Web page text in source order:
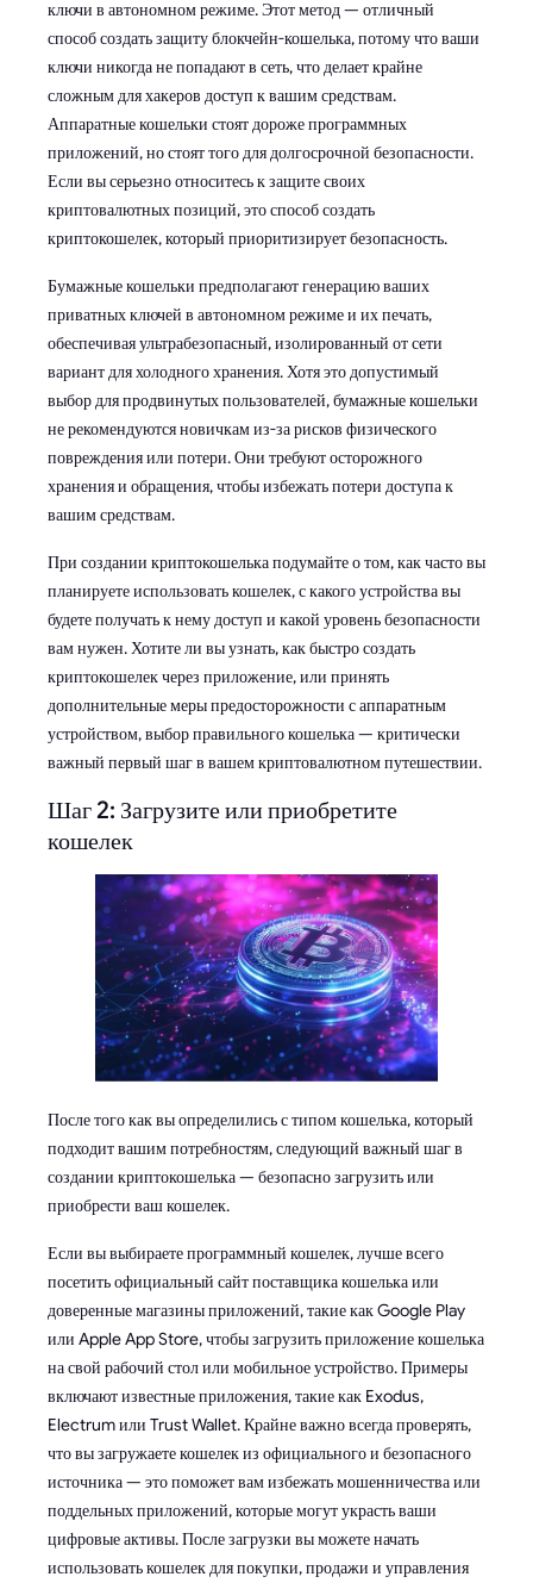
ключи в автономном режиме. Этот метод — отличный
способ создать защиту блокчейн-кошелька, потому что ваши
ключи никогда не попадают в сеть, что делает крайне
сложным для хакеров доступ к вашим средствам.
Аппаратные кошельки стоят дороже программных
приложений, но стоят того для долгосрочной безопасности.
Если вы серьезно относитесь к защите своих
криптовалютных позиций, это способ создать
криптокошелек, который приоритизирует безопасность.
Бумажные кошельки предполагают генерацию ваших
приватных ключей в автономном режиме и их печать,
обеспечивая ультрабезопасный, изолированный от сети
вариант для холодного хранения. Хотя это допустимый
выбор для продвинутых пользователей, бумажные кошельки
не рекомендуются новичкам из-за рисков физического
повреждения или потери. Они требуют осторожного
хранения и обращения, чтобы избежать потери доступа к
вашим средствам.
При создании криптокошелька подумайте о том, как часто вы
планируете использовать кошелек, с какого устройства вы
будете получать к нему доступ и какой уровень безопасности
вам нужен. Хотите ли вы узнать, как быстро создать
криптокошелек через приложение, или принять
дополнительные меры предосторожности с аппаратным
устройством, выбор правильного кошелька — критически
важный первый шаг в вашем криптовалютном путешествии.
Шаг 2: Загрузите или приобретите
кошелек
После того как вы определились с типом кошелька, который
подходит вашим потребностям, следующий важный шаг в
создании криптокошелька — безопасно загрузить или
приобрести ваш кошелек.
Если вы выбираете программный кошелек, лучше всего
посетить официальный сайт поставщика кошелька или
доверенные магазины приложений, такие как Google Play
или Apple App Store, чтобы загрузить приложение кошелька
на свой рабочий стол или мобильное устройство. Примеры
включают известные приложения, такие как Exodus,
Electrum или Trust Wallet. Крайне важно всегда проверять,
что вы загружаете кошелек из официального и безопасного
источника — это поможет вам избежать мошенничества или
поддельных приложений, которые могут украсть ваши
цифровые активы. После загрузки вы можете начать
использовать кошелек для покупки, продажи и управления